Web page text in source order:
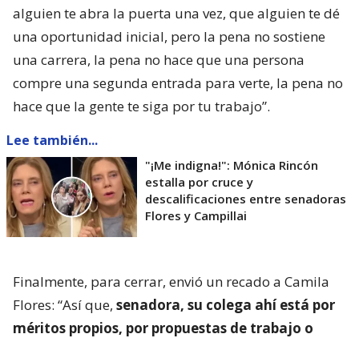
alguien te abra la puerta una vez, que alguien te dé
una oportunidad inicial, pero la pena no sostiene
una carrera, la pena no hace que una persona
compre una segunda entrada para verte, la pena no
hace que la gente te siga por tu trabajo”.
Lee también...
"¡Me indigna!": Mónica Rincón
estalla por cruce y
descalificaciones entre senadoras
Flores y Campillai
Finalmente, para cerrar, envió un recado a Camila
Flores: “Así que, senadora, su colega ahí está por
méritos propios, por propuestas de trabajo o